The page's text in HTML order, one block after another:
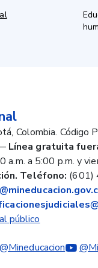
Colombia. Código
Línea gratuita
a.m. a 5:00 p.m. y
Teléfono: (601)
público
@Mineducacion